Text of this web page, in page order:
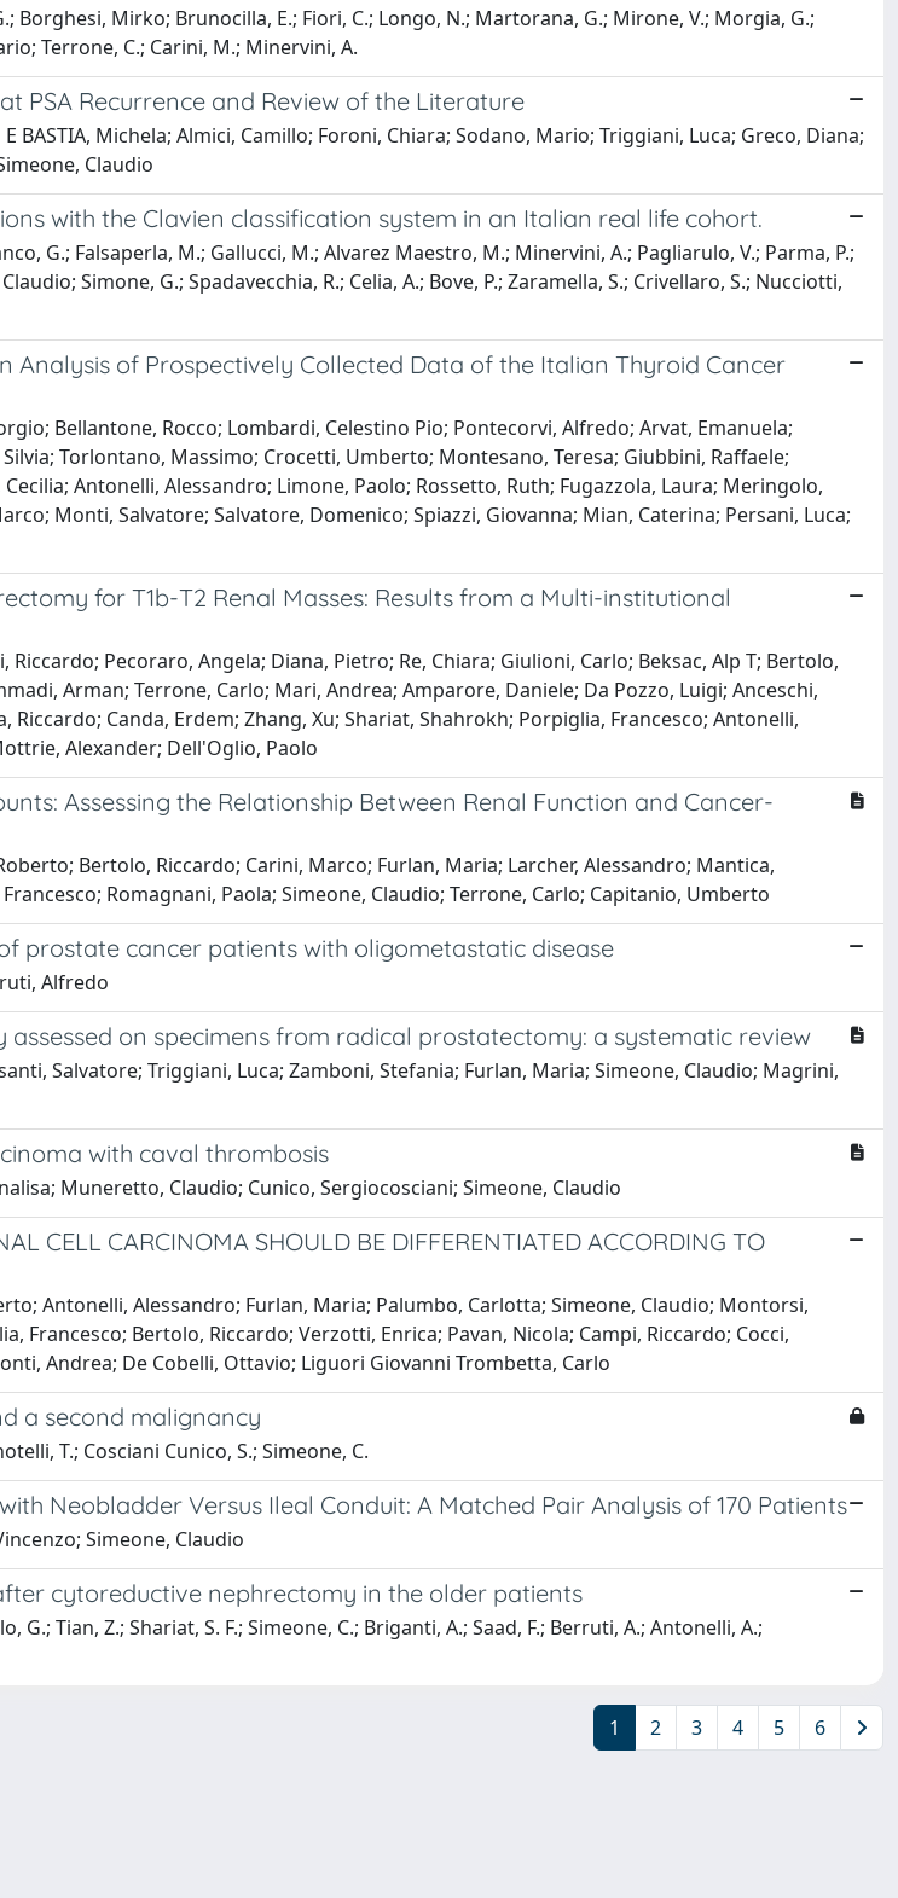
Borghesi, Mirko; Brunocilla, E.; Fiori, C.; Longo, N.; Martorana, G.; Mirone, V.; Morgia, G.;
Terrone, C.; Carini, M.; Minervini, A.
PSA Recurrence and Review of the Literature
BASTIA, Michela; Almici, Camillo; Foroni, Chiara; Sodano, Mario; Triggiani, Luca; Greco, Diana;
Claudio
with the Clavien classification system in an Italian real life cohort.
G.; Falsaperla, M.; Gallucci, M.; Alvarez Maestro, M.; Minervini, A.; Pagliarulo, V.; Parma, P.;
Simone, G.; Spadavecchia, R.; Celia, A.; Bove, P.; Zaramella, S.; Crivellaro, S.; Nucciotti,
Analysis of Prospectively Collected Data of the Italian Thyroid Cancer
Bellantone, Rocco; Lombardi, Celestino Pio; Pontecorvi, Alfredo; Arvat, Emanuela;
Torlontano, Massimo; Crocetti, Umberto; Montesano, Teresa; Giubbini, Raffaele;
Antonelli, Alessandro; Limone, Paolo; Rossetto, Ruth; Fugazzola, Laura; Meringolo,
Monti, Salvatore; Salvatore, Domenico; Spiazzi, Giovanna; Mian, Caterina; Persani, Luca;
for T1b-T2 Renal Masses: Results from a Multi-institutional
Pecoraro, Angela; Diana, Pietro; Re, Chiara; Giulioni, Carlo; Beksac, Alp T; Bertolo,
Arman; Terrone, Carlo; Mari, Andrea; Amparore, Daniele; Da Pozzo, Luigi; Anceschi,
Canda, Erdem; Zhang, Xu; Shariat, Shahrokh; Porpiglia, Francesco; Antonelli,
Alexander; Dell'Oglio, Paolo
Assessing the Relationship Between Renal Function and Cancer-
Bertolo, Riccardo; Carini, Marco; Furlan, Maria; Larcher, Alessandro; Mantica,
Romagnani, Paola; Simeone, Claudio; Terrone, Carlo; Capitanio, Umberto
prostate cancer patients with oligometastatic disease
Alfredo
on specimens from radical prostatectomy: a systematic review
Salvatore; Triggiani, Luca; Zamboni, Stefania; Furlan, Maria; Simeone, Claudio; Magrini,
with caval thrombosis
Muneretto, Claudio; Cunico, Sergiocosciani; Simeone, Claudio
CELL CARCINOMA SHOULD BE DIFFERENTIATED ACCORDING TO
Antonelli, Alessandro; Furlan, Maria; Palumbo, Carlotta; Simeone, Claudio; Montorsi,
Francesco; Bertolo, Riccardo; Verzotti, Enrica; Pavan, Nicola; Campi, Riccardo; Cocci,
Andrea; De Cobelli, Ottavio; Liguori Giovanni Trombetta, Carlo
a second malignancy
T.; Cosciani Cunico, S.; Simeone, C.
Neobladder Versus Ileal Conduit: A Matched Pair Analysis of 170 Patients
Simeone, Claudio
cytoreductive nephrectomy in the older patients
Tian, Z.; Shariat, S. F.; Simeone, C.; Briganti, A.; Saad, F.; Berruti, A.; Antonelli, A.;
1 2 3 4 5 6